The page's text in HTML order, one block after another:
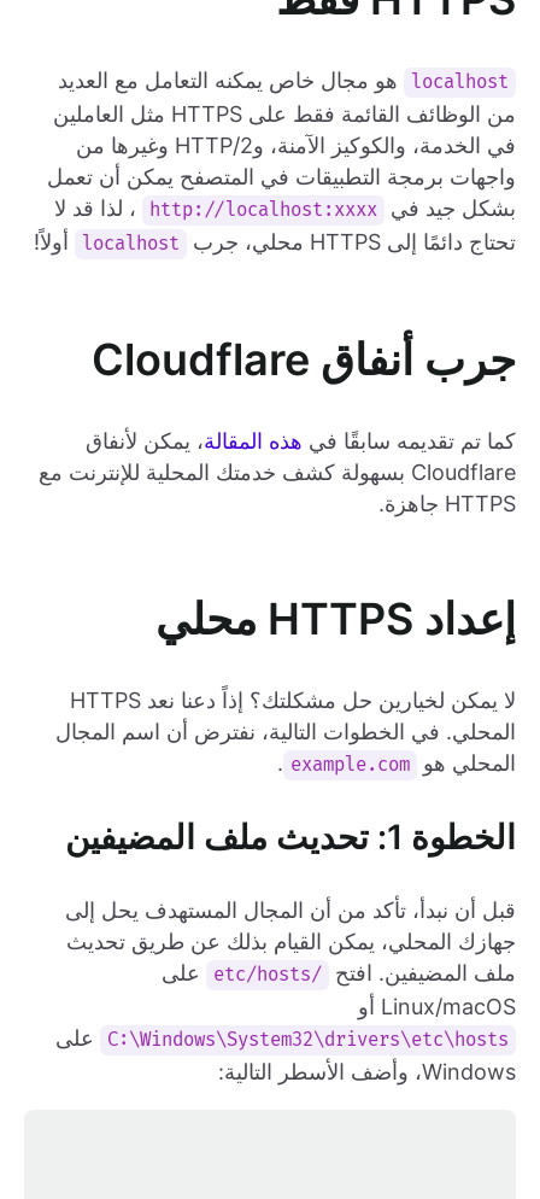
localhost
هو مجال خاص يمكنه التعامل مع العديد
من الوظائف القائمة فقط على HTTPS مثل العاملين
في الخدمة، والكوكيز الآمنة، وHTTP/2 وغيرها من
واجهات برمجة التطبيقات في المتصفح يمكن أن تعمل
بشكل جيد في
http://localhost:xxxx
، لذا قد لا
تحتاج دائمًا إلى HTTPS محلي، جرب
localhost أولاً!
جرب أنفاق Cloudflare
كما تم تقديمه سابقًا في هذه المقالة، يمكن لأنفاق
Cloudflare بسهولة كشف خدمتك المحلية للإنترنت مع
HTTPS جاهزة.
إعداد HTTPS محلي
لا يمكن لخيارين حل مشكلتك؟ إذاً دعنا نعد HTTPS
المحلي. في الخطوات التالية، نفترض أن اسم المجال
المحلي هو
example.com
.
الخطوة 1: تحديث ملف المضيفين
قبل أن نبدأ، تأكد من أن المجال المستهدف يحل إلى
جهازك المحلي، يمكن القيام بذلك عن طريق تحديث
ملف المضيفين. افتح
/etc/hosts
على
Linux/macOS أو
C:\Windows\System32\drivers\etc\hosts
على
Windows، وأضف الأسطر التالية: